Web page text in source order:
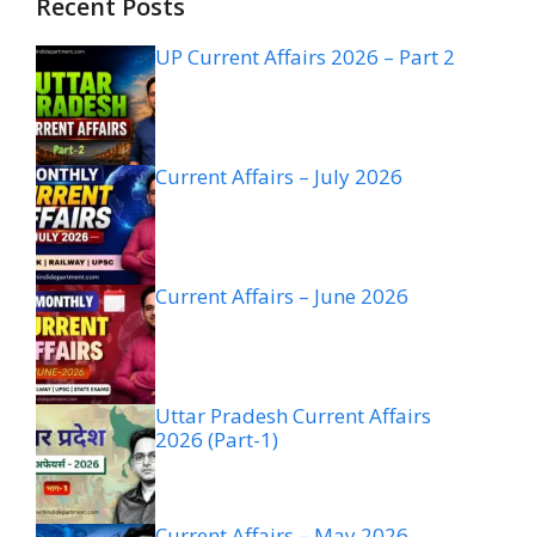
Recent Posts
UP Current Affairs 2026 – Part 2
Current Affairs – July 2026
Current Affairs – June 2026
Uttar Pradesh Current Affairs
2026 (Part-1)